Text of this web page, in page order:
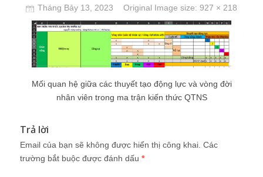
Tháng Bảy 13, 2023 Original Image size: 927 × 218
Mối quan hệ giữa các thuyết tạo động lực và vòng đời
nhân viên trong ma trận kiến thức QTNS
Trả lời
Email của bạn sẽ không được hiển thị công khai. Các
trường bắt buộc được đánh dấu *